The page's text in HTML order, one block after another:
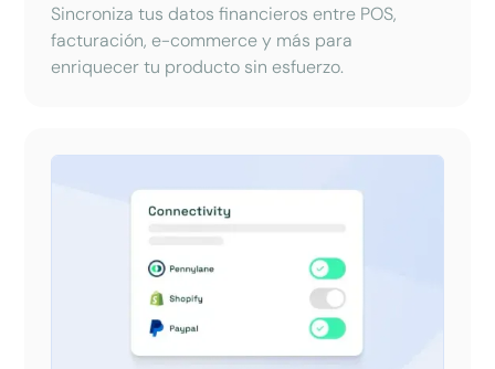
Sincroniza tus datos financieros entre POS,
facturación, e-commerce y más para
enriquecer tu producto sin esfuerzo.